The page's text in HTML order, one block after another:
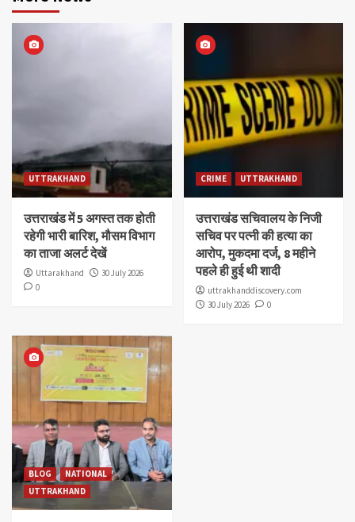
UTTRAKHAND
उत्तराखंड में 5 अगस्त तक होती
रहेगी भारी बारिश, मौसम विभाग
का ताजा अलर्ट देखें
Uttarakhand
30 July 2026
0
CRIME UTTRAKHAND
उत्तराखंड सचिवालय के निजी
सचिव पर पत्नी की हत्या का
आरोप, मुकदमा दर्ज, 8 महीने
पहले ही हुई थी शादी
uttrakhanddiscovery.com
30 July 2026
0
BLOG
NATIONAL
UTTRAKHAND